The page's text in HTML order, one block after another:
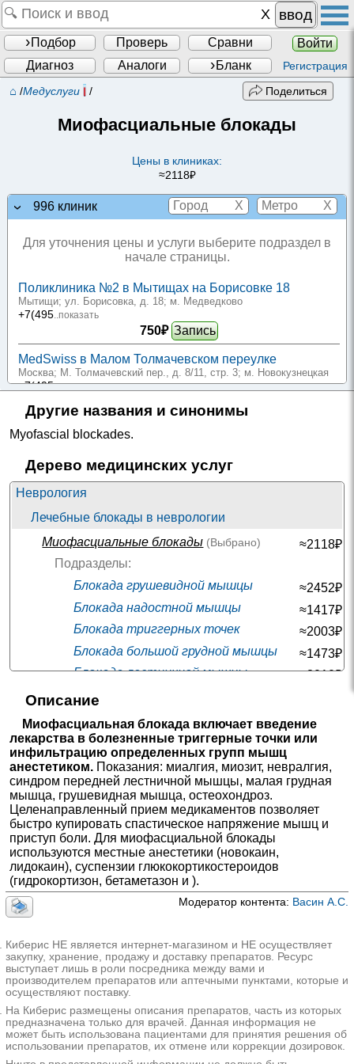
ввод
Подбор Проверь Сравни
Войти
Диагноз
Аналоги Бланк Регистрация
⌂ /Медуслуги / Поделиться
Миофасциальные блокады
Цены в клиниках:
≈2118₽
996 клиник X X
Для уточнения цены и услуги выберите подраздел в
начале страницы.
Поликлиника №2 в Мытищах на Борисовке 18
Мытищи; ул. Борисовка, д. 18; м. Медведково
+7(495..показать
750₽ Запись
MedSwiss в Малом Толмачевском переулке
Москва; М. Толмачевский пер., д. 8/11, стр. 3; м. Новокузнецкая
+7(495..показать
СЗ Центр доказательной медицины на Моисеенко
Санкт-Петербург; ул. Моисеенко, д. 5
1200₽ Запись
НИАРМЕДИК на Юных Ленинцев
Москва; ул. Юных Ленинцев, д. 59, корп. 1
1450-3000₽ Запись
Проген на Старокалужском шоссе
Москва; Старокалужское шоссе, д. 62; м. Калужская
1500₽ Запись
Скандинавский Центр Здоровья на 2-й Кабельной
Москва; ул. 2-я Кабельная, д. 2, стр. 25, стр. 26, стр. 37
; м.
Авиамоторная
МЦ имени Розина на Митинской
Москва; ул. Митинская, д. 48; м. Митино
+7(495 ..показать
1700₽ Запись
Клиника Семейная на Сергия Радонежского
Москва; ул. Сергия Радонежского, д. 5/2, стр. 1; м. Площадь
Ильича
+7(499..показать
1750₽ Запись
Клиника Столица на Арбате
Москва; Большой Власьевский пер., д. 9; м. Смоленская
+7(499
Зуб.ру на Комсомольском проспекте
Москва; Комсомольский пр-т, д. 24, стр. 2; м. Фрунзенская
+7(495..показать
Зуб.ру в Большом Сухаревском переулке
Москва; Большой Сухаревский пер., д. 19, стр. 2; м. Сухаревская
+7(495..показать
Другие названия и синонимы
Myofascial blockades.
Дерево медицинских услуг
Неврология
Лечебные блокады в неврологии
Миофасциальные блокады (Выбрано)
≈2118₽
Подразделы:
Блокада грушевидной мышцы
≈2452₽
Блокада надостной мышцы
≈1417₽
Блокада триггерных точек
≈2003₽
Блокада большой грудной мышцы
≈1473₽
Блокада лестничной мышцы
≈3010₽
Блокада при пяточной шпоре
Миофасциальные блокады
≈2118₽
✚Блокады
≈3234₽
✚Блокады суставов
≈2262₽
✚Блокады нервов
≈3153₽
✚Новокаиновые блокады ≈2245₽
Описание
Миофасциальная блокада включает введение
лекарства в болезненные триггерные точки или
инфильтрацию определенных групп мышц
анестетиком. Показания: миалгия, миозит, невралгия,
синдром передней лестничной мышцы, малая грудная
мышца, грушевидная мышца, остеохондроз.
Целенаправленный прием медикаментов позволяет
быстро купировать спастическое напряжение мышц и
приступ боли. Для миофасциальной блокады
используются местные анестетики (новокаин,
лидокаин), суспензии глюкокортикостероидов
(гидрокортизон, бетаметазон и ).
Модератор контента: Васин А.С.
Киберис НЕ является интернет-магазином и НЕ осуществляет
закупку, хранение, продажу и доставку препаратов. Ресурс
выступает лишь в роли посредника между вами и
производителем препаратов или аптечными пунктами, которые и
осуществляют поставку.
На Киберис размещены описания препаратов, часть из которых
предназначена только для врачей. Данная информация не
может быть использована пациентами для принятия решения об
использовании препаратов, их отмене или коррекции дозировок.